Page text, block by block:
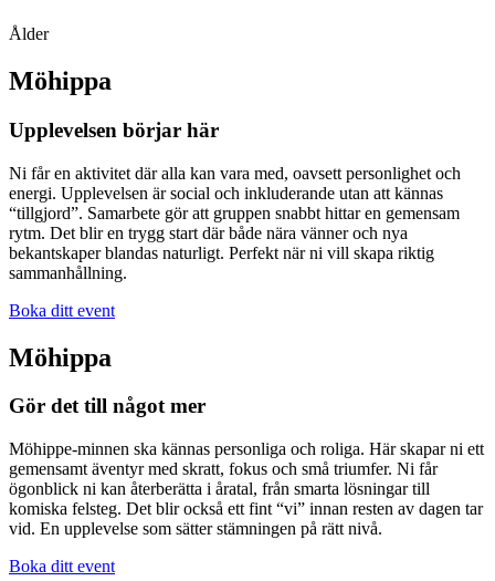
Ålder
Möhippa
Upplevelsen börjar här
Ni får en aktivitet där alla kan vara med, oavsett personlighet och
energi. Upplevelsen är social och inkluderande utan att kännas
“tillgjord”. Samarbete gör att gruppen snabbt hittar en gemensam
rytm. Det blir en trygg start där både nära vänner och nya
bekantskaper blandas naturligt. Perfekt när ni vill skapa riktig
sammanhållning.
Boka ditt event
Möhippa
Gör det till något mer
Möhippe-minnen ska kännas personliga och roliga. Här skapar ni ett
gemensamt äventyr med skratt, fokus och små triumfer. Ni får
ögonblick ni kan återberätta i åratal, från smarta lösningar till
komiska felsteg. Det blir också ett fint “vi” innan resten av dagen tar
vid. En upplevelse som sätter stämningen på rätt nivå.
Boka ditt event